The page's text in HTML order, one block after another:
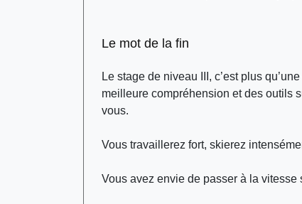
Le mot de la fin
Le stage de niveau III, c’est plus
meilleure compréhension et des outils
vous.
Vous travaillerez fort, skierez
Vous avez envie de passer à la vitesse